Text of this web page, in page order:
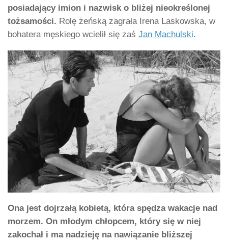
posiadający imion i nazwisk o bliżej nieokreślonej
tożsamości. Rolę żeńską zagrała Irena Laskowska, w
bohatera męskiego wcielił się zaś Jan Machulski.
Ona jest dojrzałą kobietą, która spędza wakacje nad
morzem. On młodym chłopcem, który się w niej
zakochał i ma nadzieję na nawiązanie bliższej